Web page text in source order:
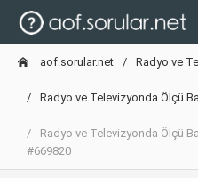
aof.sorular.net Radyo ve
Radyo ve Televizyonda Ölçü
Radyo ve Televizyonda Ölçü
#669820